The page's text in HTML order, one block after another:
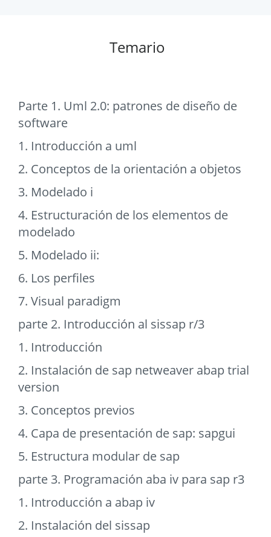
Temario
Parte 1. Uml 2.0: patrones de diseño de
software
1. Introducción a uml
2. Conceptos de la orientación a objetos
3. Modelado i
4. Estructuración de los elementos de
modelado
5. Modelado ii:
6. Los perfiles
7. Visual paradigm
parte 2. Introducción al sissap r/3
1. Introducción
2. Instalación de sap netweaver abap trial
version
3. Conceptos previos
4. Capa de presentación de sap: sapgui
5. Estructura modular de sap
parte 3. Programación aba iv para sap r3
1. Introducción a abap iv
2. Instalación del sissap